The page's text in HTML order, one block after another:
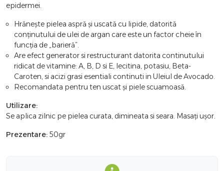
epidermei.
Hrănește pielea aspră și uscată cu lipide, datorită
conținutului de ulei de argan care este un factor cheie în
funcția de „barieră”.
Are efect generator si restructurant datorita continutului
ridicat de vitamine: A, B, D si E, lecitina, potasiu, Beta-
Caroten, si acizi grasi esentiali continuti in Uleiul de Avocado.
Recomandata pentru ten uscat și piele scuamoasă.
Utilizare:
Se aplica zilnic pe pielea curata, dimineata si seara. Masați ușor.
Prezentare: 50gr